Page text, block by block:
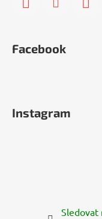
Facebook
Instagram
Sledovat